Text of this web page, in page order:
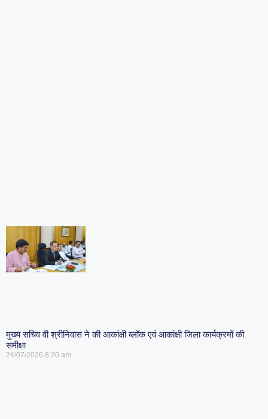
मुख्य सचिव वी श्रीनिवास ने की आकांक्षी ब्लॉक एवं आकांक्षी जिला कार्यक्रमों की
समीक्षा
24/07/2026 8:20 am